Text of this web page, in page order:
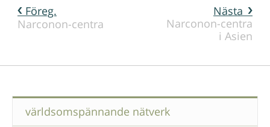
Nästa
Narconon-centra
i Asien
Föreg.
Narconon-centra
världsomspännande nätverk